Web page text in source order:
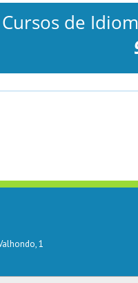
Cursos de
1